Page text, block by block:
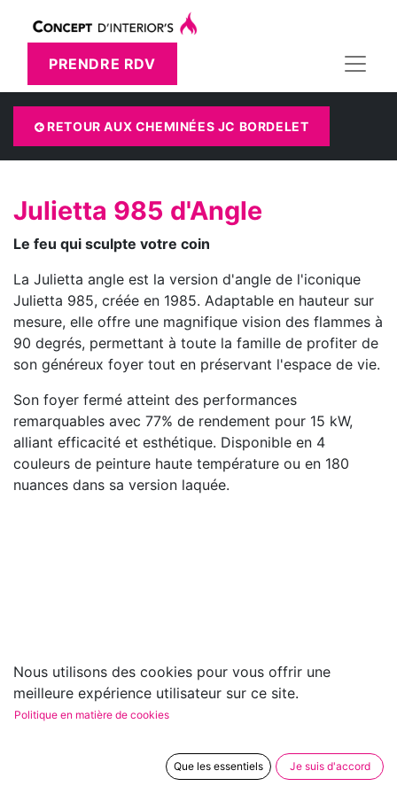
PRENDRE RDV
RETOUR AUX CHEMINÉES JC BORDELET
Julietta 985 d'Angle
Le feu qui sculpte votre coin​
La Julietta angle est la version d'angle de l'iconique
Julietta 985, créée en 1985. Adaptable en hauteur sur
mesure, elle offre une magnifique vision des flammes à
90 degrés, permettant à toute la famille de profiter de
son généreux foyer tout en préservant l'espace de vie.
Son foyer fermé atteint des performances
remarquables avec 77% de rendement pour 15 kW,
alliant efficacité et esthétique. Disponible en 4
couleurs de peinture haute température ou en 180
nuances dans sa version laquée.
Nous utilisons des cookies pour vous offrir une
meilleure expérience utilisateur sur ce site.
Politique en matière de cookies
Que les essentiels Je suis d'accord